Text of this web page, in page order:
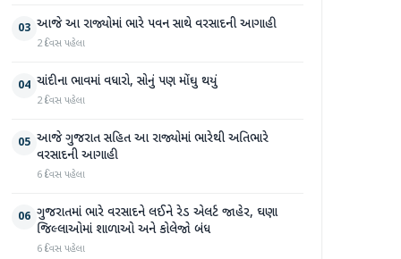
03 આજે આ રાજ્યોમાં ભારે પવન સાથે વરસાદની આગાહી
2 દિવસ પહેલા
04 ચાંદીના ભાવમાં વધારો, સોનું પણ મોંઘુ થયું
2 દિવસ પહેલા
05 આજે ગુજરાત સહિત આ રાજ્યોમાં ભારેથી અતિભારે
વરસાદની આગાહી
6 દિવસ પહેલા
06 ગુજરાતમાં ભારે વરસાદને લઈને રેડ એલર્ટ જાહેર, ઘણા
જિલ્લાઓમાં શાળાઓ અને કોલેજો બંધ
6 દિવસ પહેલા